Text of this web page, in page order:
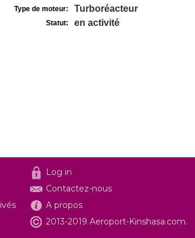
Type de moteur: Turboréacteur
Statut: en activité
Log in
Contactez-nous
A propos
2013-2019 Aeroport-Kinshasa.com.